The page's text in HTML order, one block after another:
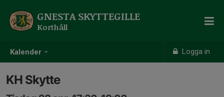
Kalender Logga in
GNESTA SKYTTEGILLE
Korthåll
KH Skytte